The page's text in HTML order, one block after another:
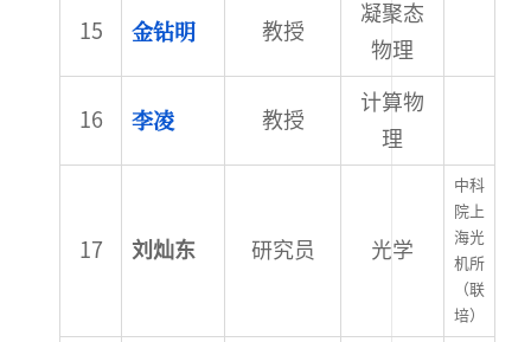
金钻明 教授
凝聚态
物理
李凌 教授
计算物
理
刘灿东 研究员 光学
中科
院上
海光
机所
（联
培）